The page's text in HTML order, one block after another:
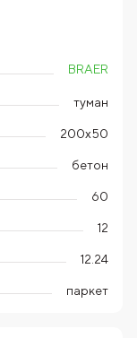
BRAER
туман
200х50
бетон
60
12
12.24
паркет